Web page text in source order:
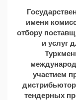
имени
отбору
и услуг
участием
тендерных